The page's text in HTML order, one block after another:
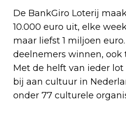
De BankGiro Loterij
10.000 euro uit, elke
maar liefst 1 miljoen
deelnemers winnen, ook
Met de helft van ieder
bij aan cultuur in
onder 77 culturele